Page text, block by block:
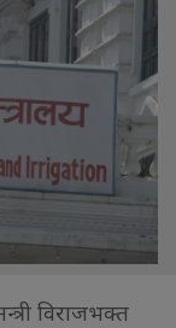
विराजभक्त